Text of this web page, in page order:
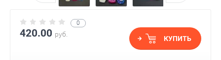
0
420.00 руб.
КУПИТЬ